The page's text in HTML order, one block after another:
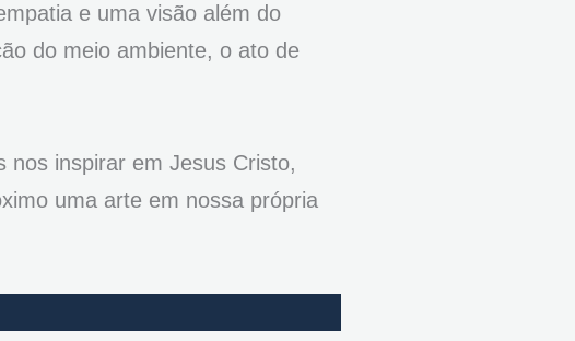
e uma visão além do
do meio ambiente, o ato de
nos inspirar em Jesus Cristo,
uma arte em nossa própria